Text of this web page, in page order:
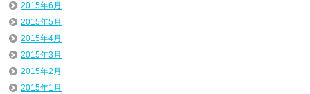
2015年6月
2015年5月
2015年4月
2015年3月
2015年2月
2015年1月